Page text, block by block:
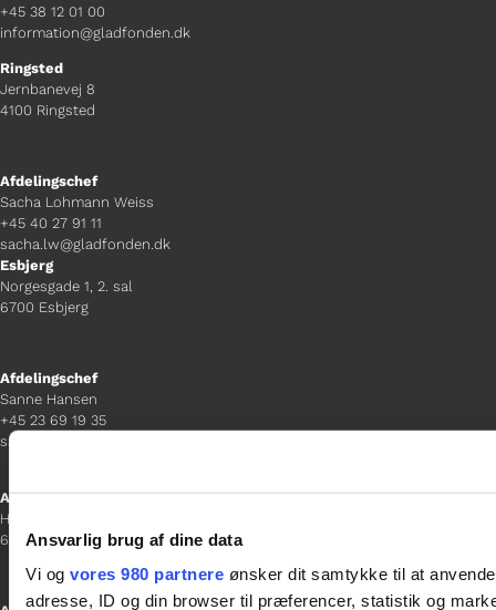
Ansvarlig brug af dine data
Vi og vores 980 partnere ønsker dit samtykke til at
adresse, ID og din browser til præferencer, statistik og
+45 38 12 01 00
information@gladfonden.dk
Ringsted
Jernbanevej 8
4100 Ringsted
Afdelingschef
Sacha Lohmann Weiss
+45 40 27 91 11
sacha.lw@gladfonden.dk
Esbjerg
Norgesgade 1, 2. sal
6700 Esbjerg
Afdelingschef
Sanne Hansen
+45 23 69 19 35
sanne.h@gladfonden.dk
Aabenraa
H P Hanssens Gade 23, 2.
6200 Aabenraa